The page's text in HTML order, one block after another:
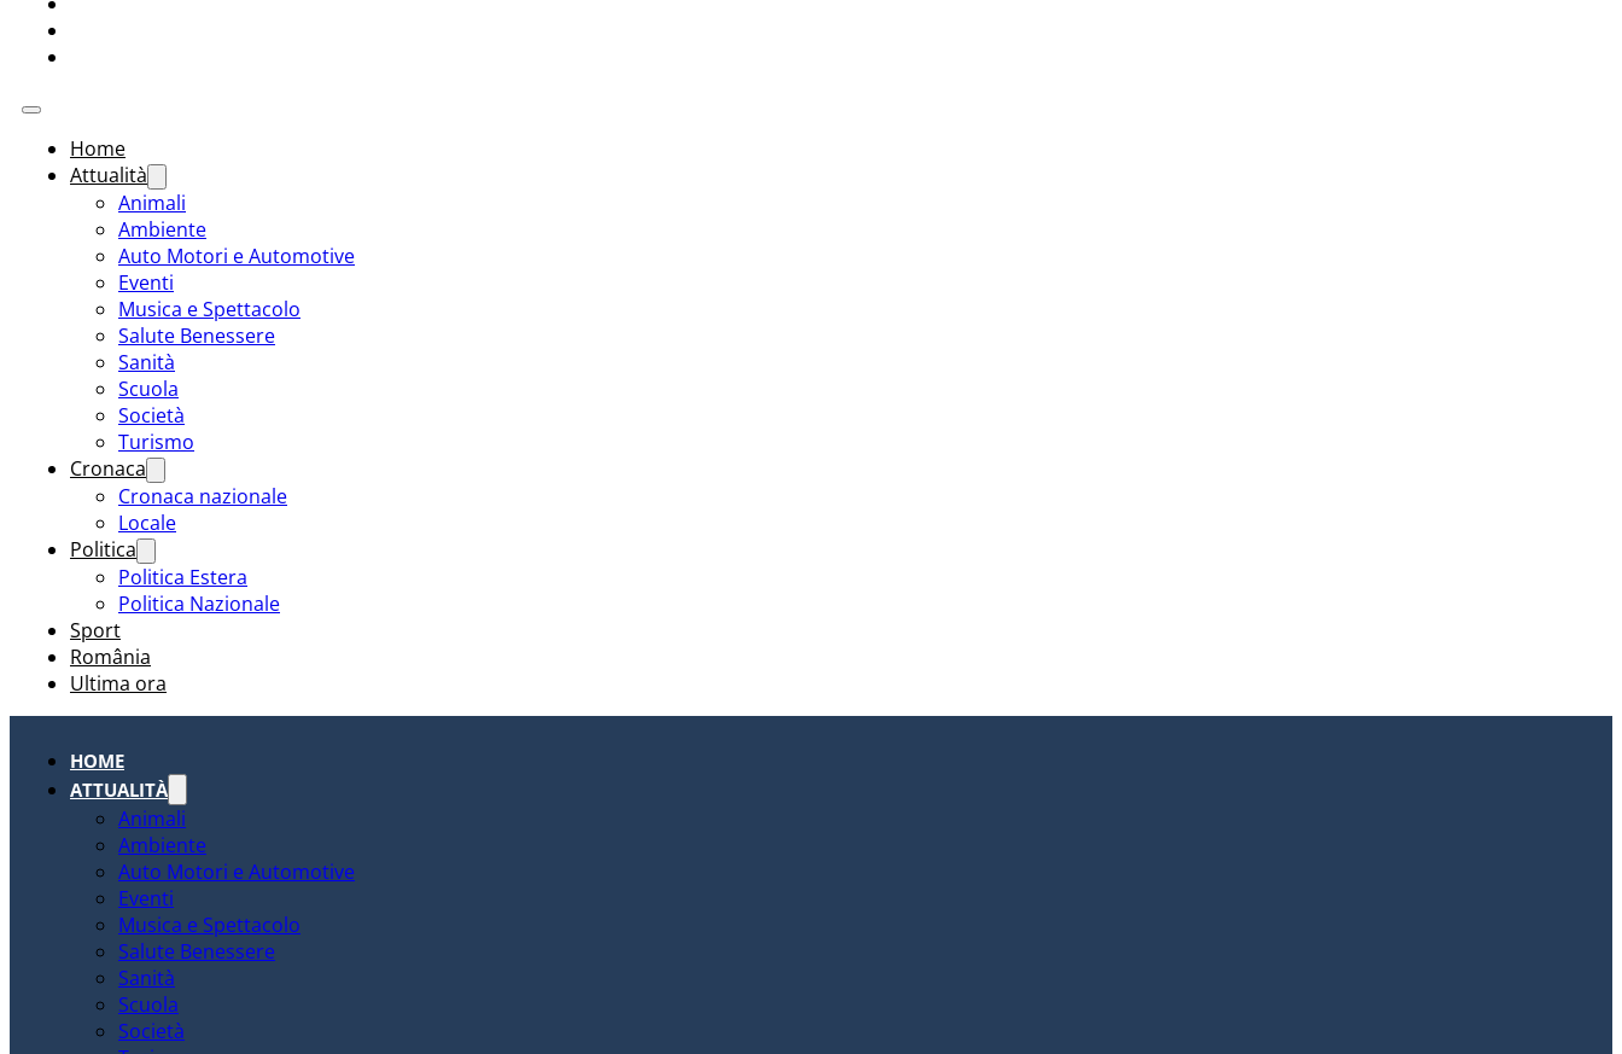
Home
Attualità
Animali
Ambiente
Auto Motori e Automotive
Eventi
Musica e Spettacolo
Salute Benessere
Sanità
Scuola
Società
Turismo
Cronaca
Cronaca nazionale
Locale
Politica
Politica Estera
Politica Nazionale
Sport
România
Ultima ora
HOME
ATTUALITÀ
Animali
Ambiente
Auto Motori e Automotive
Eventi
Musica e Spettacolo
Salute Benessere
Sanità
Scuola
Società